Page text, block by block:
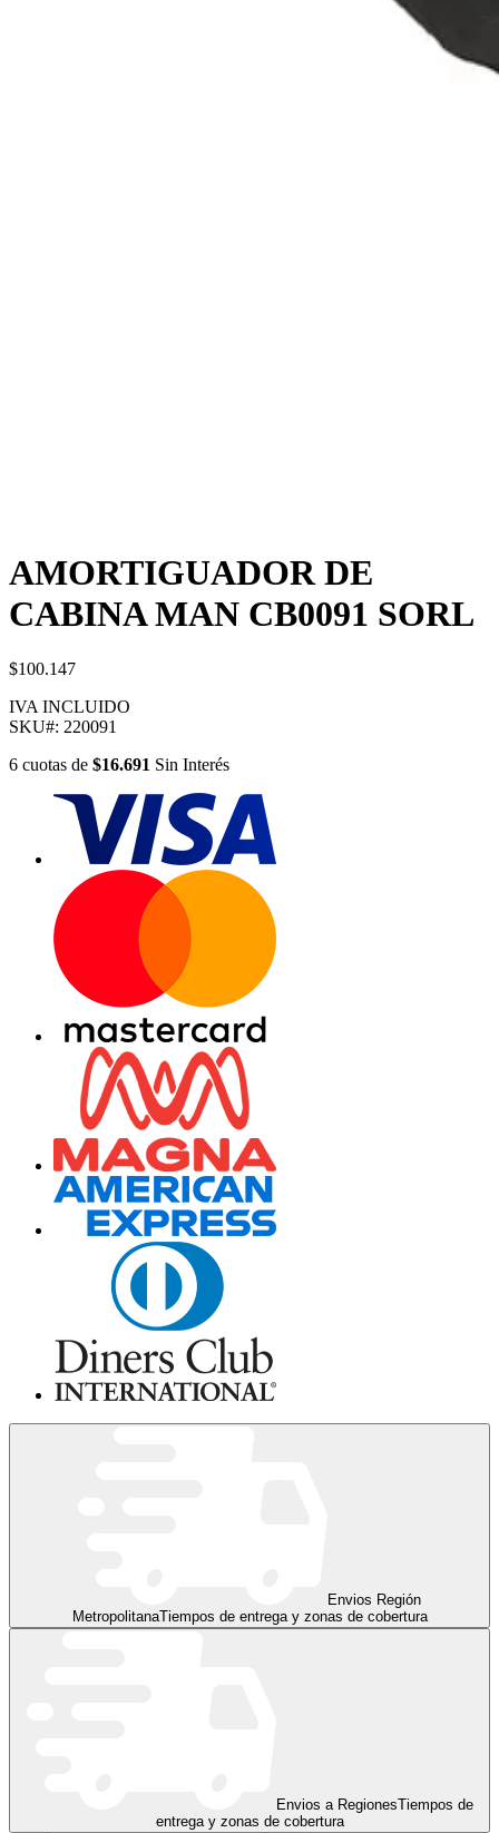
AMORTIGUADOR DE
CABINA MAN CB0091 SORL
$100.147
IVA INCLUIDO
SKU#: 220091
6 cuotas de $16.691 Sin Interés
Envios Región
MetropolitanaTiempos de entrega y zonas de cobertura
Envios a RegionesTiempos de
entrega y zonas de cobertura